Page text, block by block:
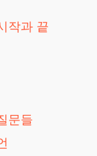
작과 끝
문들